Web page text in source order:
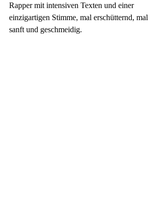
Rapper mit intensiven Texten und einer
einzigartigen Stimme, mal erschütternd, mal
sanft und geschmeidig.